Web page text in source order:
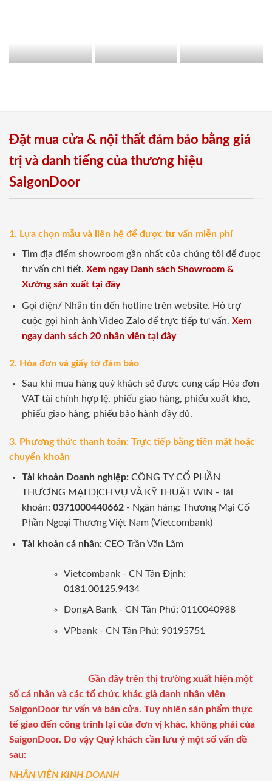
Đặt mua cửa & nội thất đảm bảo bằng giá
trị và danh tiếng của thương hiệu
SaigonDoor
1. Lựa chọn mẫu và liên hệ để được tư vấn miễn phí
Tìm địa điểm showroom gần nhất của chúng tôi để được
tư vấn chi tiết. Xem ngay Danh sách Showroom &
Xưởng sản xuất tại đây
Gọi điện/ Nhắn tin đến hotline trên website. Hỗ trợ
cuộc gọi hình ảnh Video Zalo để trực tiếp tư vấn. Xem
ngay danh sách 20 nhân viên tại đây
2. Hóa đơn và giấy tờ đảm bảo
Sau khi mua hàng quý khách sẽ được cung cấp Hóa đơn
VAT tài chính hợp lệ, phiếu giao hàng, phiếu xuất kho,
phiếu giao hàng, phiếu bảo hành đầy đủ.
3. Phương thức thanh toán: Trực tiếp bằng tiền mặt hoặc
chuyển khoản
Tài khoản Doanh nghiệp:CÔNG TY CỔ PHẦN
THƯƠNG MẠI DỊCH VỤ VÀ KỸ THUẬT WIN - Tài
khoản: 0371000440662- Ngân hàng: Thương Mại Cổ
Phần Ngoại Thương Việt Nam (Vietcombank)
Tài khoản cá nhân: CEO Trần Văn Lãm
Vietcombank - CN Tân Định:
0181.00125.9434
DongA Bank - CN Tân Phú: 0110040988
VPbank - CN Tân Phú: 90195751
Gần đây trên thị trường xuất hiện một
số cá nhân và các tổ chức khác giả danh nhân viên
SaigonDoor tư vấn và bán cửa. Tuy nhiên sản phẩm thực
tế giao đến công trình lại của đơn vị khác, không phải của
SaigonDoor. Do vậy Quý khách cần lưu ý một số vấn đề
sau:
NHÂN VIÊN KINH DOANH